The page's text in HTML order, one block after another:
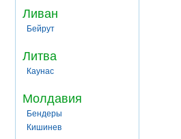
Ливан
Бейрут
Литва
Каунас
Молдавия
Бендеры
Кишинев